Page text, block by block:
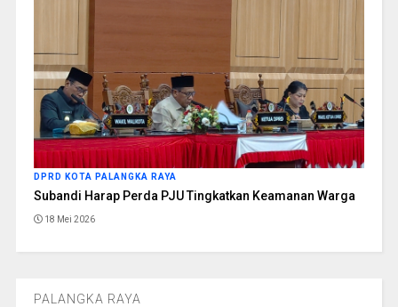
DPRD KOTA PALANGKA RAYA
Subandi Harap Perda PJU Tingkatkan Keamanan Warga
18 Mei 2026
PALANGKA RAYA